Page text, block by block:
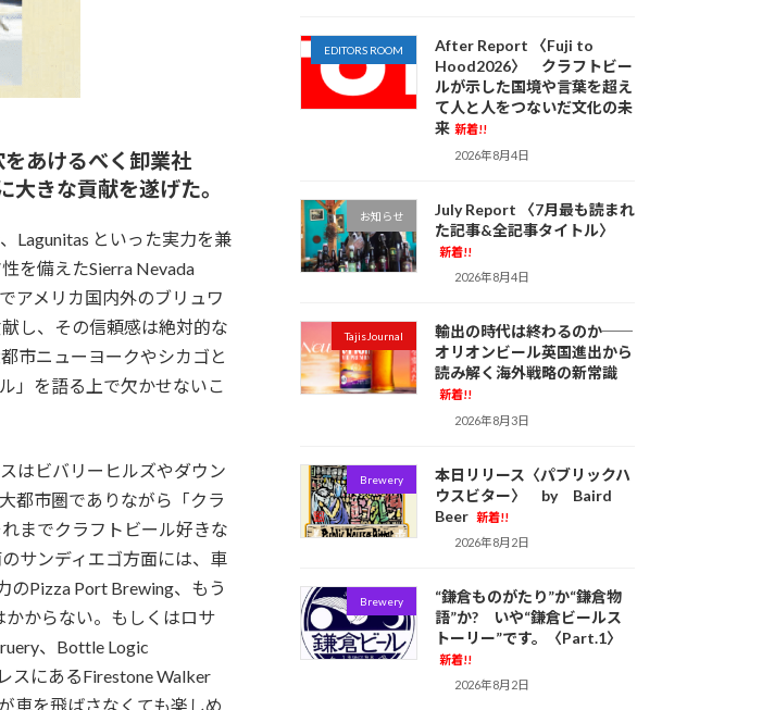
あけるべく卸業社
きな貢献を遂げた。
Lagunitas といった実力を兼
を備えたSierra Nevada
アメリカ国内外のブリュワ
し、その信頼感は絶対的な
市ニューヨークやシカゴと
」を語る上で欠かせないこ
はビバリーヒルズやダウン
都市圏でありながら「クラ
までクラフトビール好きな
サンディエゴ方面には、車
のPizza Port Brewing、もう
からない。もしくはロサ
、Bottle Logic
スにあるFirestone Walker
車を飛ばさなくても楽しめ
EDITORS ROOM
After Report 〈Fuji to
Hood2026〉 クラフトビー
ルが示した国境や言葉を超え
て人と人をつないだ文化の未
来 新着!!
2026年8月4日
お知らせ
July Report 〈7月最も読まれ
た記事&全記事タイトル〉
新着!!
2026年8月4日
TajisJournal
輸出の時代は終わるのか──
オリオンビール英国進出から
読み解く海外戦略の新常識
新着!!
2026年8月3日
Brewery
本日リリース〈パブリックハ
ウスビター〉 by Baird
Beer 新着!!
2026年8月2日
Brewery
“鎌倉ものがたり”か“鎌倉物
語”か? いや“鎌倉ビールス
トーリー”です。〈Part.1〉
新着!!
2026年8月2日